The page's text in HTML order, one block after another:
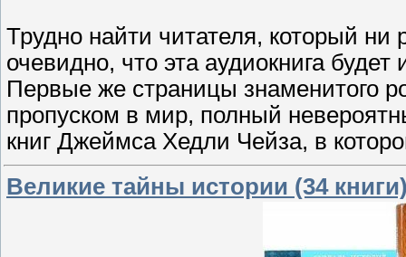
Трудно найти читателя, который
очевидно, что эта аудиокнига
Первые же страницы знаменитого
пропуском в мир, полный
книг Джеймса Хедли Чейза, в
Великие тайны истории (34